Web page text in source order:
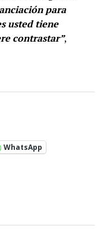
para
usted tiene
contrastar”,
WhatsApp